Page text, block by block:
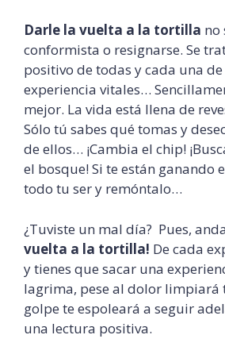
Darle la vuelta a la tortilla no
conformista o resignarse. Se
positivo de todas y cada una
experiencia vitales…
mejor. La vida está llena de
Sólo tú sabes qué tomas y
de ellos… ¡Cambia el chip!
el bosque! Si te están ganando
todo tu ser y remóntalo…
¿Tuviste un mal día? Pues,
vuelta a la tortilla! De cada
y tienes que sacar una
lagrima, pese al dolor
golpe te espoleará a seguir
una lectura positiva.